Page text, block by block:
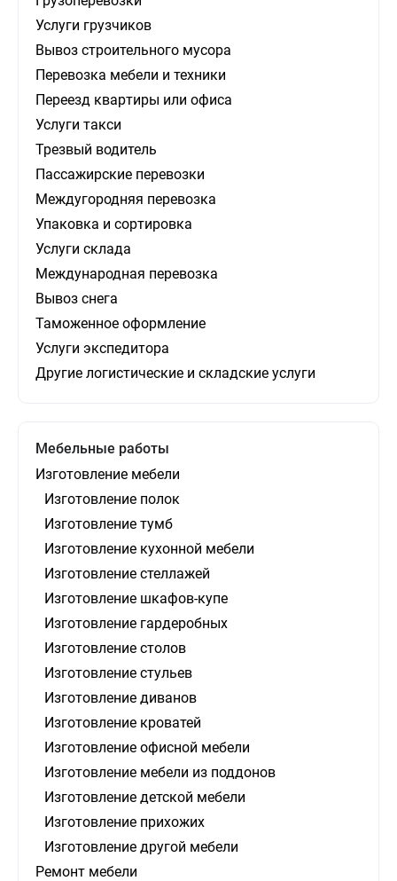
Услуги грузчиков
Вывоз строительного мусора
Перевозка мебели и техники
Переезд квартиры или офиса
Услуги такси
Трезвый водитель
Пассажирские перевозки
Междугородняя перевозка
Упаковка и сортировка
Услуги склада
Международная перевозка
Вывоз снега
Таможенное оформление
Услуги экспедитора
Другие логистические и складские услуги
Мебельные работы
Изготовление мебели
Изготовление полок
Изготовление тумб
Изготовление кухонной мебели
Изготовление стеллажей
Изготовление шкафов-купе
Изготовление гардеробных
Изготовление столов
Изготовление стульев
Изготовление диванов
Изготовление кроватей
Изготовление офисной мебели
Изготовление мебели из поддонов
Изготовление детской мебели
Изготовление прихожих
Изготовление другой мебели
Ремонт мебели